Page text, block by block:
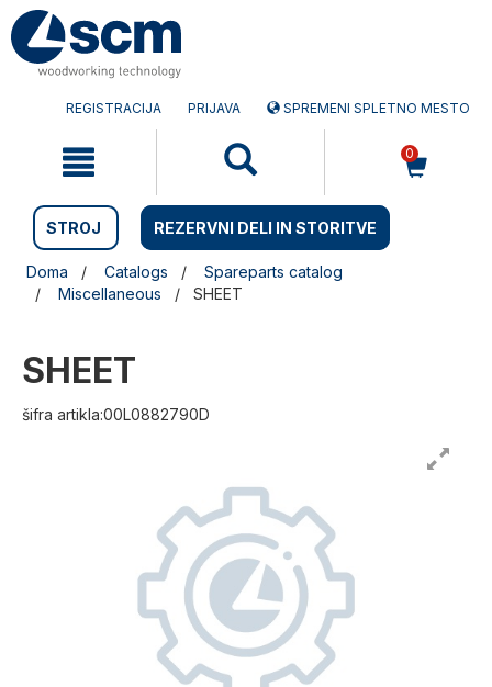
Preskočite
na
vsebino
Preskočite
na
navigacijski
REGISTRACIJA PRIJAVA SPREMENI SPLETNO MESTO
0
STROJ REZERVNI DELI IN STORITVE
Doma Catalogs
Spareparts catalog
Miscellaneous
SHEET
SHEET
šifra artikla:00L0882790D